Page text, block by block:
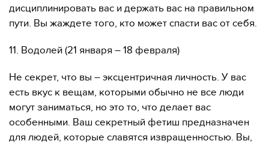
дисциплинировать вас и держать вас на правильном
пути. Вы жаждете того, кто может спасти вас от себя.
11. Водолей (21 января – 18 февраля)
Не секрет, что вы – эксцентричная личность. У вас
есть вкус к вещам, которыми обычно не все люди
могут заниматься, но это то, что делает вас
особенными. Ваш секретный фетиш предназначен
для людей, которые славятся извращенностью. Вы,